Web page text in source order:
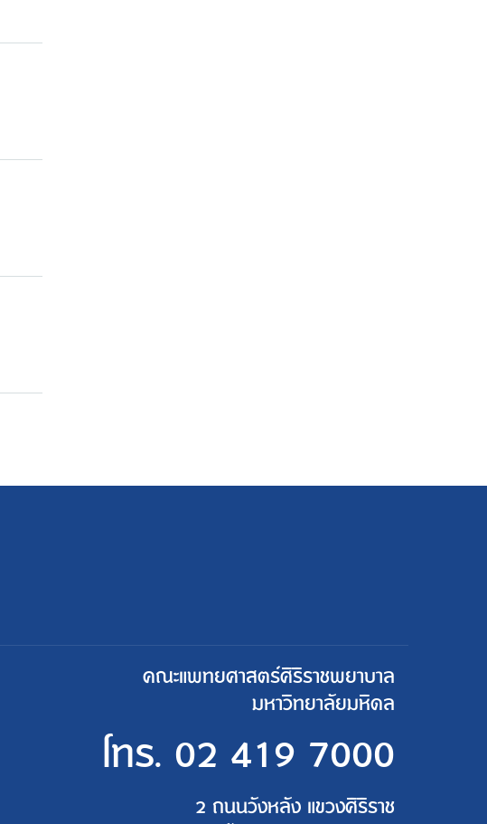
คณะแพทยศาสตร์ศิริราชพยาบาล
มหาวิทยาลัยมหิดล
โทร. 02 419 7000
2 ถนนวังหลัง แขวงศิริราช